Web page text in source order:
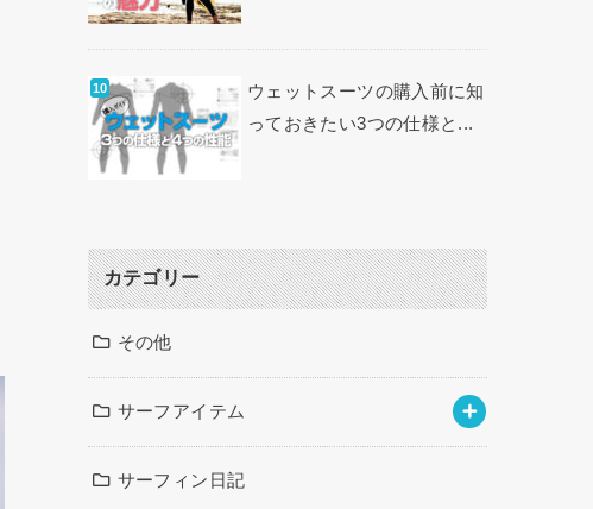
ウェットスーツの購入前に知
っておきたい3つの仕様と...
カテゴリー
その他
サーフアイテム
サーフィン日記